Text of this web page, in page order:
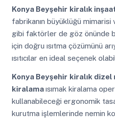
Konya Beyşehir kiralık inşaat
fabrikanın büyüklüğü mimarisi
gibi faktörler de göz önünde
için doğru ısıtma çözümünü
ısıtıcılar en ideal seçenek
Konya Beyşehir kiralık dizel
kiralamaısımak kiralama
kullanabileceği ergonomik
kurutma işlemlerinde nemin